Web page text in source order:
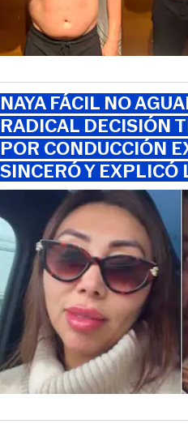
NAYA FÁCIL NO
RADICAL DECISIÓN
POR CONDUCCIÓN
SINCERÓ Y EXPLICÓ